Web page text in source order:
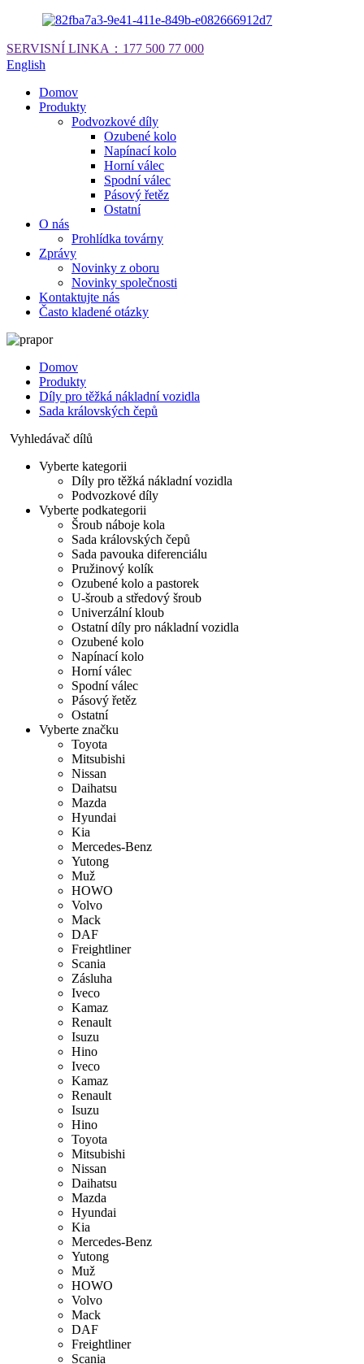
SERVISNÍ LINKA： 177 500 77 000
English
Domov
Produkty
Podvozkové díly
Ozubené kolo
Napínací kolo
Horní válec
Spodní válec
Pásový řetěz
Ostatní
O nás
Prohlídka továrny
Zprávy
Novinky z oboru
Novinky společnosti
Kontaktujte nás
Často kladené otázky
Domov
Produkty
Díly pro těžká nákladní vozidla
Sada královských čepů
Vyhledávač dílů
Vyberte kategorii
Díly pro těžká nákladní vozidla
Podvozkové díly
Vyberte podkategorii
Šroub náboje kola
Sada královských čepů
Sada pavouka diferenciálu
Pružinový kolík
Ozubené kolo a pastorek
U-šroub a středový šroub
Univerzální kloub
Ostatní díly pro nákladní vozidla
Ozubené kolo
Napínací kolo
Horní válec
Spodní válec
Pásový řetěz
Ostatní
Vyberte značku
Toyota
Mitsubishi
Nissan
Daihatsu
Mazda
Hyundai
Kia
Mercedes-Benz
Yutong
Muž
HOWO
Volvo
Mack
DAF
Freightliner
Scania
Zásluha
Iveco
Kamaz
Renault
Isuzu
Hino
Iveco
Kamaz
Renault
Isuzu
Hino
Toyota
Mitsubishi
Nissan
Daihatsu
Mazda
Hyundai
Kia
Mercedes-Benz
Yutong
Muž
HOWO
Volvo
Mack
DAF
Freightliner
Scania